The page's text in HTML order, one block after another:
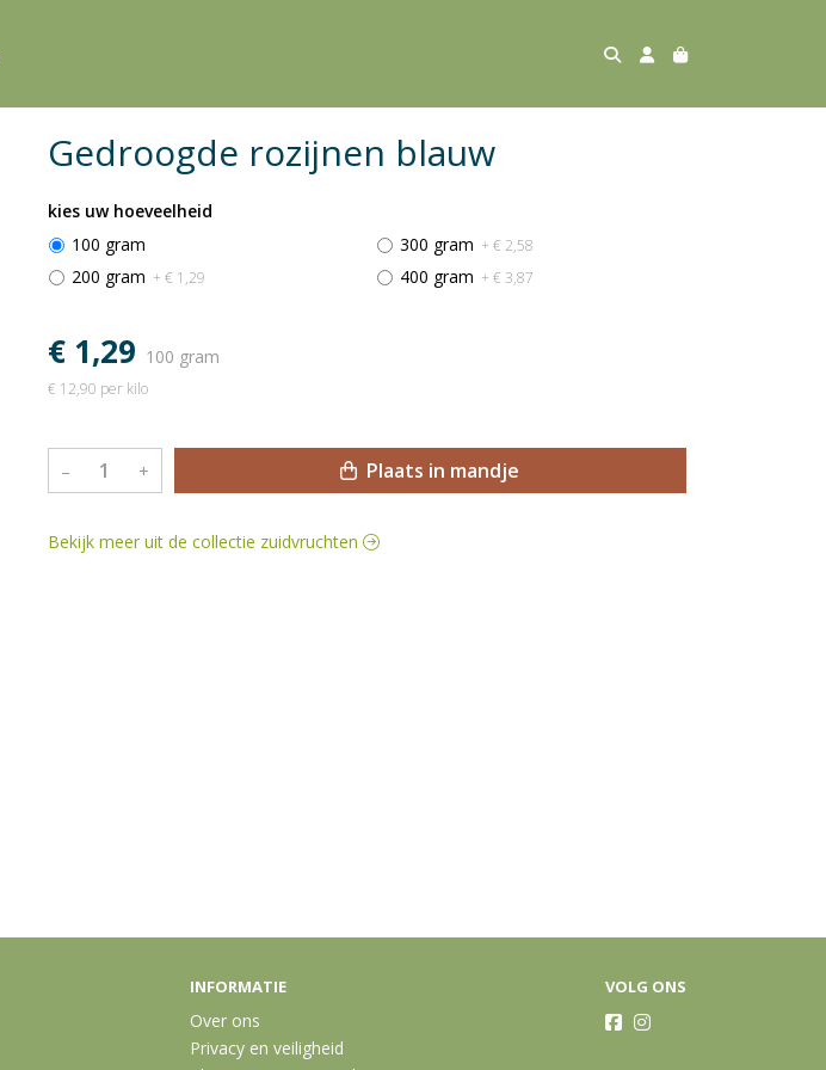
Gedroogde rozijnen blauw
kies uw hoeveelheid
100 gram
200 gram + € 1,29
300 gram + € 2,58
400 gram + € 3,87
€ 1,29 100 gram
€ 12,90 per kilo
– + Plaats in mandje
Bekijk meer uit de collectie zuidvruchten
INFORMATIE
Over ons
Privacy en veiligheid
VOLG ONS